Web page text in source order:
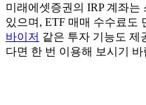
미래에셋증권의 IRP 계좌
있으며, ETF 매매 수수료도
바이저 같은 투자 기능도 제
다면 한 번 이용해 보시기 바